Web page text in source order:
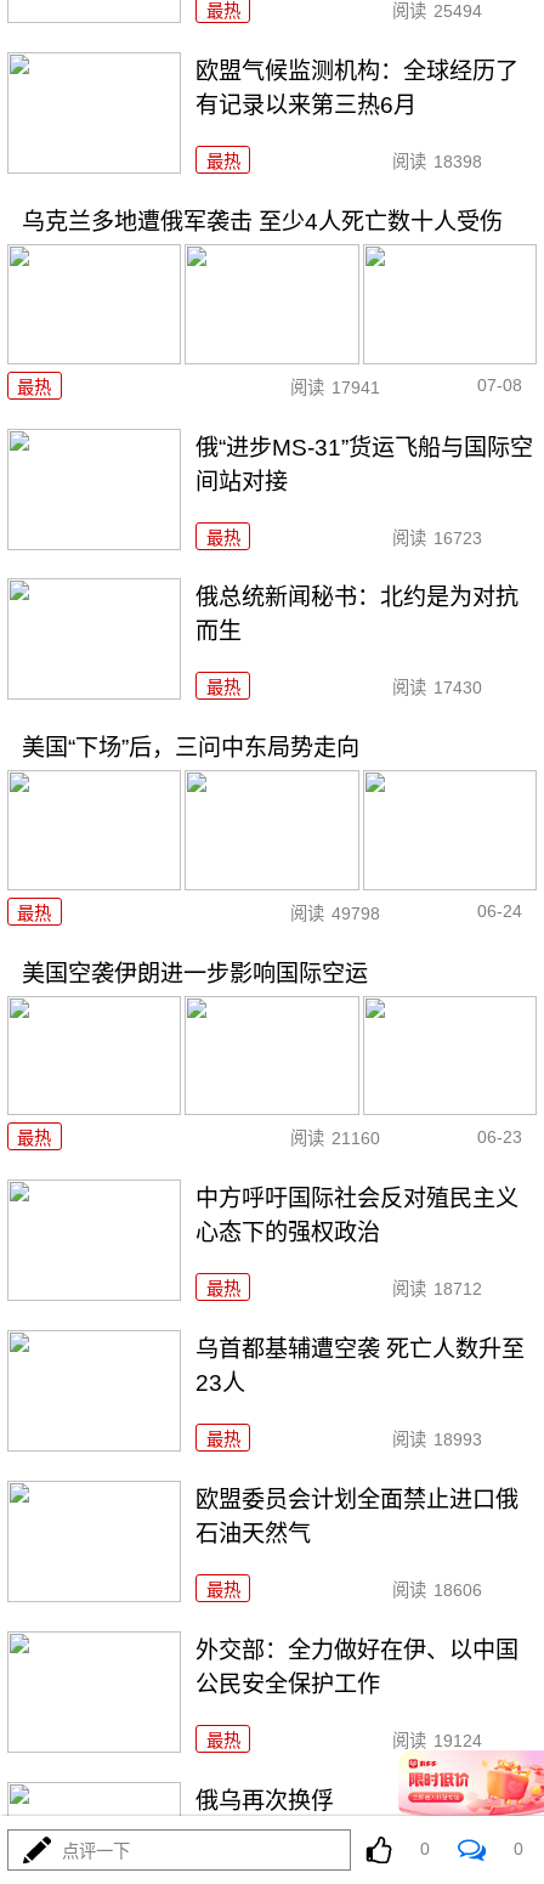
最热 阅读 25494
欧盟气候监测机构：全球经历了
有记录以来第三热6月
最热 阅读 18398
乌克兰多地遭俄军袭击 至少4人死亡数十人受伤
最热 阅读 17941 07-08
俄“进步MS-31”货运飞船与国际空
间站对接
最热 阅读 16723
俄总统新闻秘书：北约是为对抗
而生
最热 阅读 17430
美国“下场”后，三问中东局势走向
最热 阅读 49798 06-24
美国空袭伊朗进一步影响国际空运
最热 阅读 21160 06-23
中方呼吁国际社会反对殖民主义
心态下的强权政治
最热 阅读 18712
乌首都基辅遭空袭 死亡人数升至
23人
最热 阅读 18993
欧盟委员会计划全面禁止进口俄
石油天然气
最热 阅读 18606
外交部：全力做好在伊、以中国
公民安全保护工作
最热 阅读 19124
俄乌再次换俘
点评一下 0 0